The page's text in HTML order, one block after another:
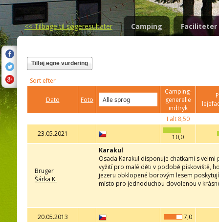
<<Tilbage til søgeresultater Camping Faciliteter
Tilføj egne vurdering
Sort efter
Dato Foto
Camping-
generelle
indtryk
I alt8,50
23.05.2021
10,0
Bruger
Šárka K.
Karakul
Osada Karakul disponuje chatkami s
vyžití pro malé děti v podobě pískoviště,
jezeru obklopené borovým lesem
místo pro jednoduchou dovolenou v
20.05.2013 7,0